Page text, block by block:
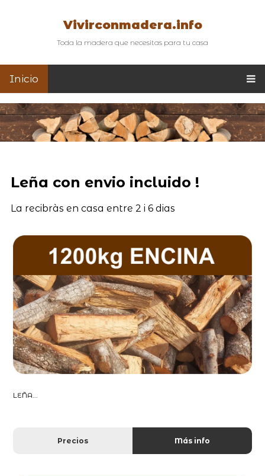
Vivirconmadera.info
Toda la madera que necesitas para tu casa
Inicio
Leña con envio incluido !
La recibràs en casa entre 2 i 6 dias
LEÑA...
Precios Más info